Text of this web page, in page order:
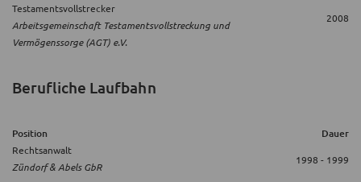
Testamentsvollstrecker
Arbeitsgemeinschaft Testamentsvollstreckung und
Vermögenssorge (AGT) e.V.
2008
Berufliche Laufbahn
Position Dauer
Rechtsanwalt
Zündorf & Abels GbR
1998 - 1999